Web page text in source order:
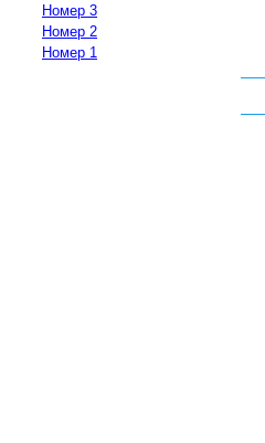
Номер 3
Номер 2
Номер 1